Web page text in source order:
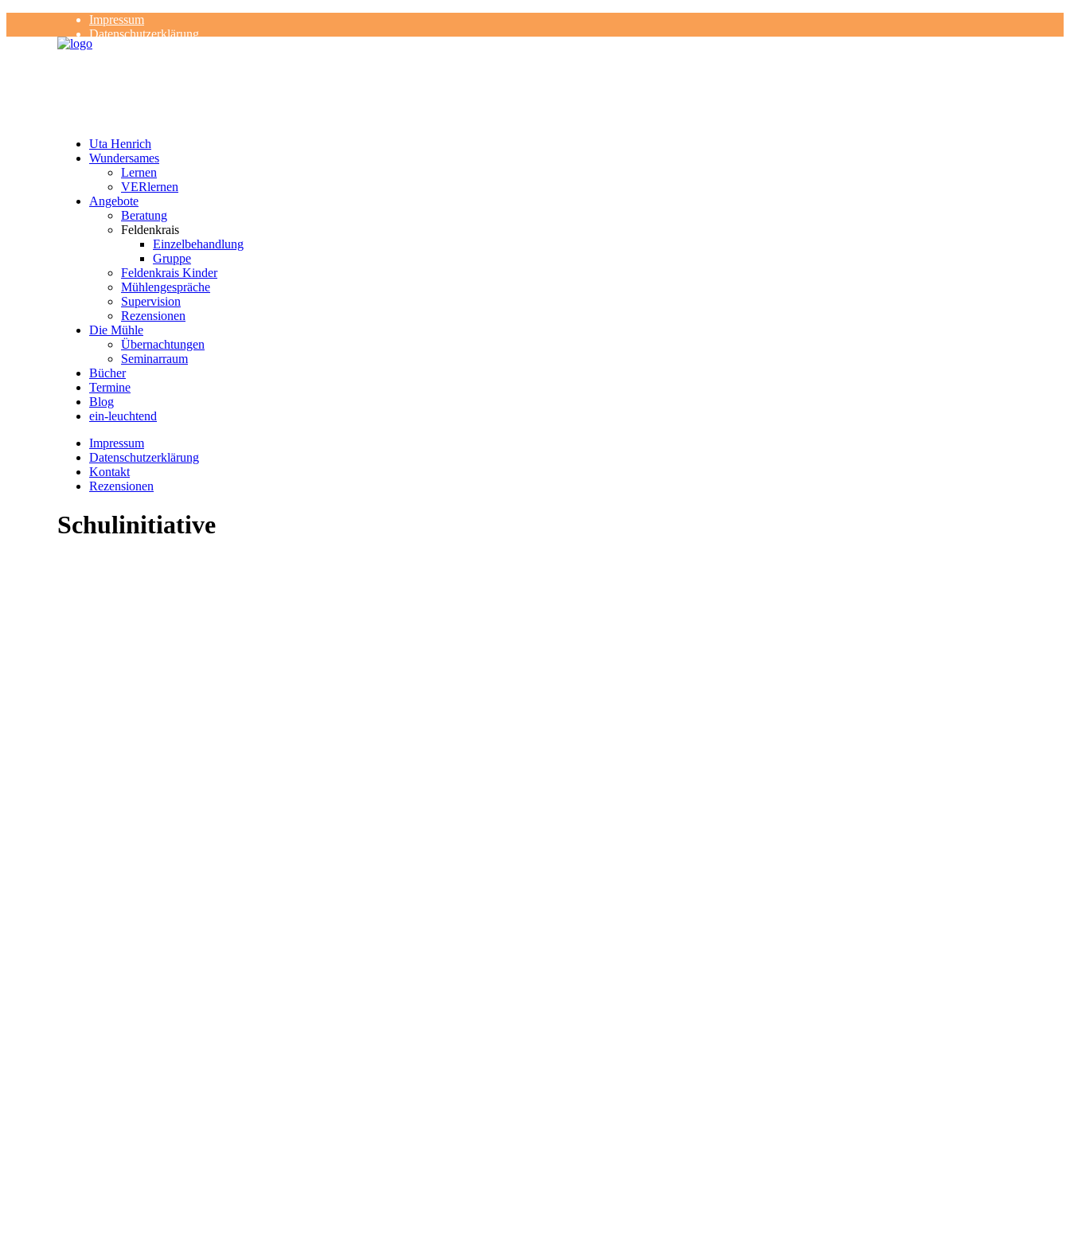
Impressum
Datenschutzerklärung
Kontakt
Uta Henrich
Wundersames
Lernen
VERlernen
Angebote
Beratung
Feldenkrais
Einzelbehandlung
Gruppe
Feldenkrais Kinder
Mühlengespräche
Supervision
Rezensionen
Die Mühle
Übernachtungen
Seminarraum
Bücher
Termine
Blog
ein-leuchtend
Impressum
Datenschutzerklärung
Kontakt
Rezensionen
Schulinitiative